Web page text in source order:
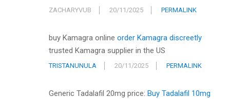
ZACHARYVUB 20/11/2025 PERMALINK
buy Kamagra online order Kamagra discreetly
trusted Kamagra supplier in the US
TRISTANUNULA 20/11/2025 PERMALINK
Generic Tadalafil 20mg price: Buy Tadalafil 10mg